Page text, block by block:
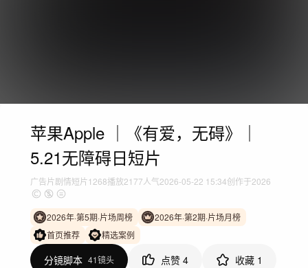
苹果Apple ｜《有爱，无碍》｜
5.21无障碍日短片
广告片剧情短片1268播放2177人气2026-05-22 15:34创作于2026
2026年·第5期·片场周榜
2026年·第2期·片场月榜
首页推荐
精选案例
分镜脚本 41镜头 点赞 4 收藏 1